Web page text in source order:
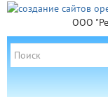
ООО